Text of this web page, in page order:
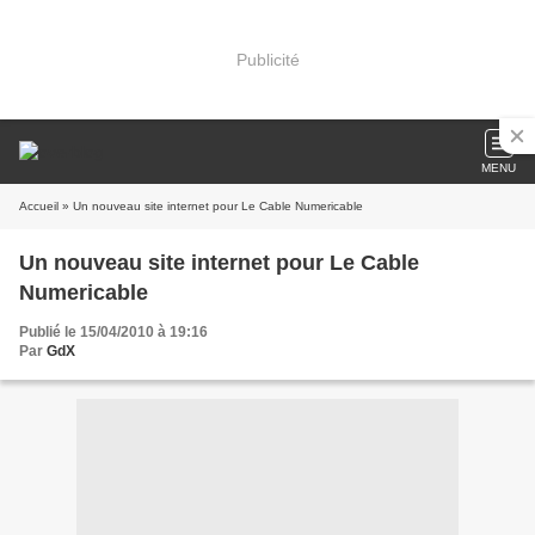
Publicité
MENU
Accueil » Un nouveau site internet pour Le Cable Numericable
Un nouveau site internet pour Le Cable
Numericable
Publié le 15/04/2010 à 19:16
Par GdX